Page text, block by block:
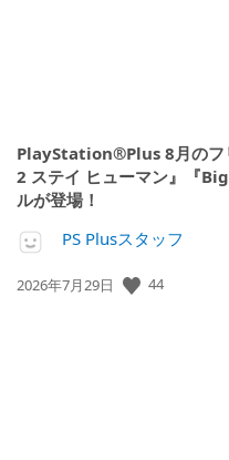
PlayStation®Plus 8月のフ
2 ステイ ヒューマン』『
ルが登場！
PS Plusスタッフ
公
2026年7月29日 44